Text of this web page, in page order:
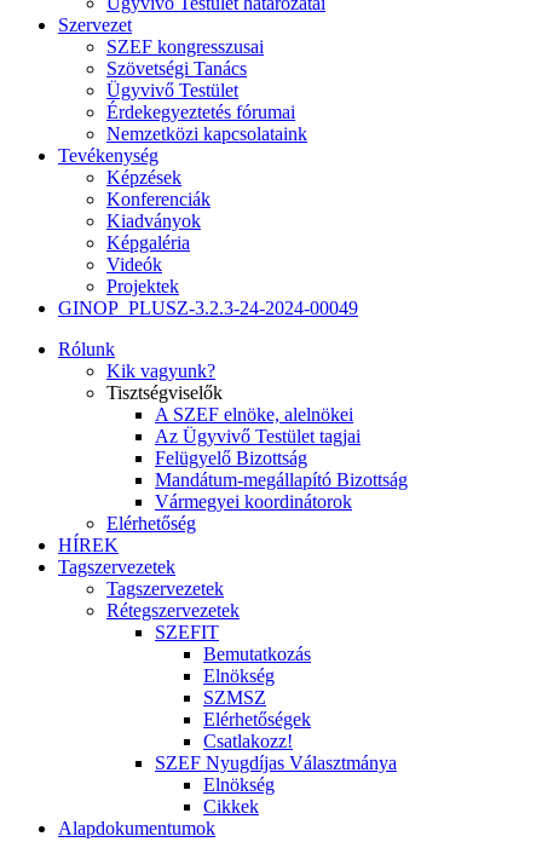
Szervezet
SZEF kongresszusai
Szövetségi Tanács
Ügyvivő Testület
Érdekegyeztetés fórumai
Nemzetközi kapcsolataink
Tevékenység
Képzések
Konferenciák
Kiadványok
Képgaléria
Videók
Projektek
GINOP_PLUSZ-3.2.3-24-2024-00049
Rólunk
Kik vagyunk?
Tisztségviselők
A SZEF elnöke, alelnökei
Az Ügyvivő Testület tagjai
Felügyelő Bizottság
Mandátum-megállapító Bizottság
Vármegyei koordinátorok
Elérhetőség
HÍREK
Tagszervezetek
Tagszervezetek
Rétegszervezetek
SZEFIT
Bemutatkozás
Elnökség
SZMSZ
Elérhetőségek
Csatlakozz!
SZEF Nyugdíjas Választmánya
Elnökség
Cikkek
Alapdokumentumok